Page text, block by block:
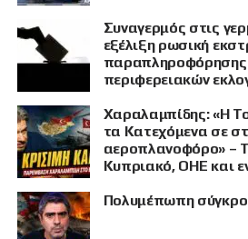
Συναγερμός στις
εξέλιξη ρωσική
παραπληροφόρησης
περιφερειακών
Χαραλαμπίδης: «Η
τα Κατεχόμενα σε
αεροπλανοφόρο» –
Κυπριακό, ΟΗΕ και
Πολυμέπωπη